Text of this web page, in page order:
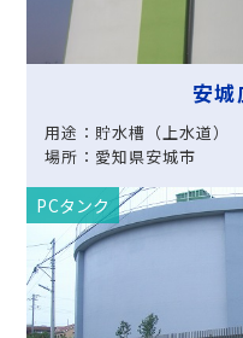
安
用途：貯水槽（上水道）
場所：愛知県安城市
PCタンク